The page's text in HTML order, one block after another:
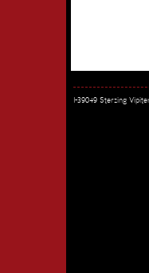
I-39049 Sterzing